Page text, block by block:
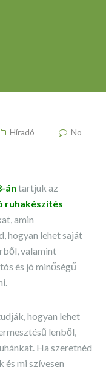
Híradó
No
án tartjuk az
ruhakészítés
amin
hogyan lehet saját
valamint
és jó minőségű
hogyan lehet
lenből,
Ha szeretnéd
és mi szívesen